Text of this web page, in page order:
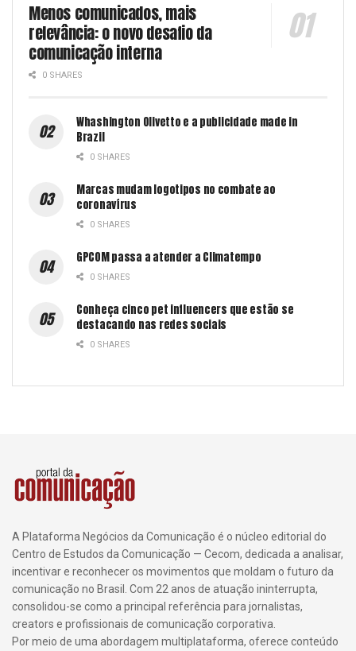
Menos comunicados, mais
relevância: o novo desafio da
comunicação interna
0 SHARES
Whashington Olivetto e a publicidade made in
Brazil
0 SHARES
Marcas mudam logotipos no combate ao
coronavírus
0 SHARES
GPCOM passa a atender a Climatempo
0 SHARES
Conheça cinco pet influencers que estão se
destacando nas redes sociais
0 SHARES
A Plataforma Negócios da Comunicação é o núcleo editorial do
Centro de Estudos da Comunicação — Cecom, dedicada a analisar,
incentivar e reconhecer os movimentos que moldam o futuro da
comunicação no Brasil. Com 22 anos de atuação ininterrupta,
consolidou-se como a principal referência para jornalistas,
creators e profissionais de comunicação corporativa.
Por meio de uma abordagem multiplataforma, oferece conteúdo